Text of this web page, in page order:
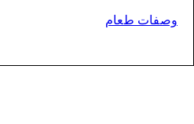
طعام